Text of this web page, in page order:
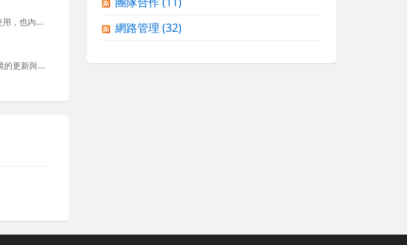
微軟最新推出的 SQL Server 2012 Express LocalDB 是一種 SQL Server Express 的執行模式，特別適合用在開發環境使用，也內建在 Visual Studio
今天有同事來問我，他用 SQL Server 資料庫專案管理 SQL Server 資料庫的結構描述 (Schema)，在開發環境與測試環境的更新與比對都沒有問題，但偏偏正式機上的 SQL Serve
網路管理 (32)